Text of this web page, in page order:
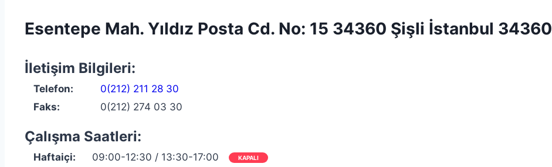
Esentepe Mah. Yıldız Posta Cd. No: 15 34360 Şişli İstanbul 34360
İletişim Bilgileri:
Telefon:
0(212) 211 28 30
Faks:
0(212) 274 03 30
Çalışma Saatleri:
Haftaiçi: 09:00-12:30 / 13:30-17:00 KAPALI